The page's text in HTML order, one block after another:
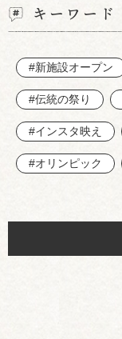
キーワード
#新施設オープン
#伝統の祭り
#インスタ映え
#オリンピック